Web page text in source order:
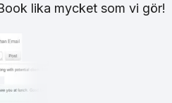
lika mycket som vi gör!